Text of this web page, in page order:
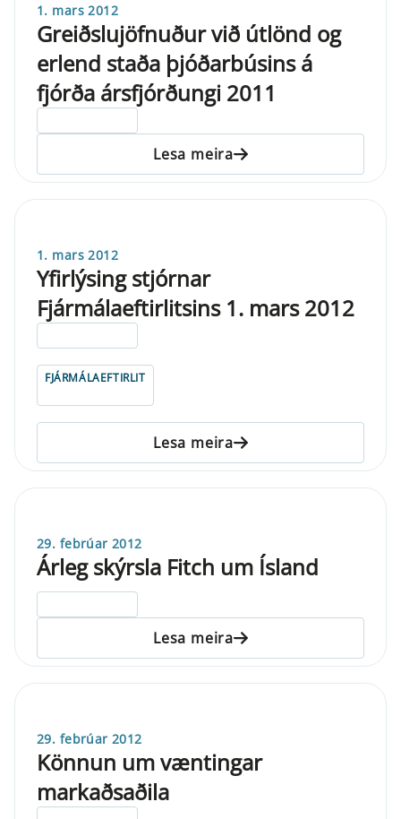
1. mars 2012
Greiðslujöfnuður við útlönd og
erlend staða þjóðarbúsins á
fjórða ársfjórðungi 2011
Lesa meira
1. mars 2012
Yfirlýsing stjórnar
Fjármálaeftirlitsins 1. mars 2012
FJÁRMÁLAEFTIRLIT
Lesa meira
29. febrúar 2012
Árleg skýrsla Fitch um Ísland
Lesa meira
29. febrúar 2012
Könnun um væntingar
markaðsaðila